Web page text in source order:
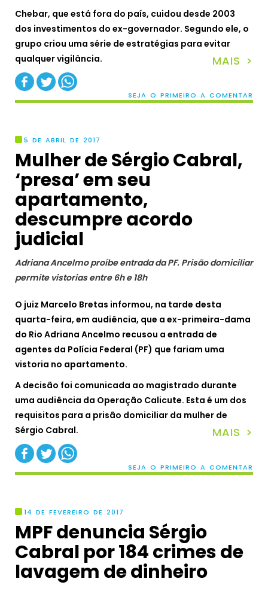
Chebar, que está fora do país, cuidou desde 2003
dos investimentos do ex-governador. Segundo ele, o
grupo criou uma série de estratégias para evitar
qualquer vigilância.
MAIS >
SEJA O PRIMEIRO A COMENTAR
5 DE ABRIL DE 2017
Mulher de Sérgio Cabral,
‘presa’ em seu
apartamento,
descumpre acordo
judicial
Adriana Ancelmo proíbe entrada da PF. Prisão domiciliar
permite vistorias entre 6h e 18h
O juiz Marcelo Bretas informou, na tarde desta
quarta-feira, em audiência, que a ex-primeira-dama
do Rio Adriana Ancelmo recusou a entrada de
agentes da Polícia Federal (PF) que fariam uma
vistoria no apartamento.
A decisão foi comunicada ao magistrado durante
uma audiência da Operação Calicute. Esta é um dos
requisitos para a prisão domiciliar da mulher de
Sérgio Cabral.
MAIS >
SEJA O PRIMEIRO A COMENTAR
14 DE FEVEREIRO DE 2017
MPF denuncia Sérgio
Cabral por 184 crimes de
lavagem de dinheiro